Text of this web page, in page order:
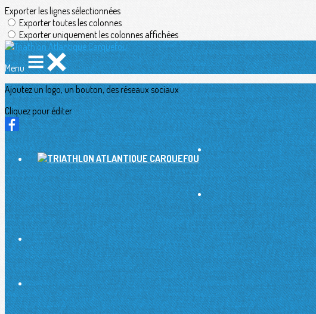
Exporter les lignes sélectionnées
Exporter toutes les colonnes
Exporter uniquement les colonnes affichées
Menu
Ajoutez un logo, un bouton, des réseaux sociaux
Cliquez pour éditer